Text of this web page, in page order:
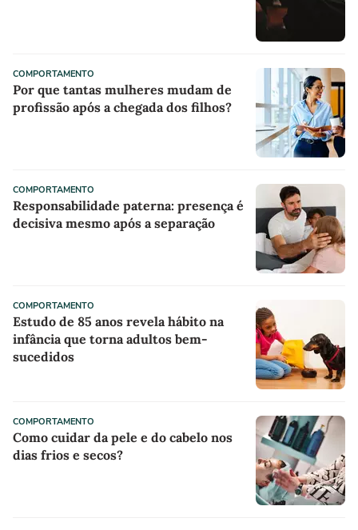
COMPORTAMENTO
Por que tantas mulheres mudam de
profissão após a chegada dos filhos?
COMPORTAMENTO
Responsabilidade paterna: presença é
decisiva mesmo após a separação
COMPORTAMENTO
Estudo de 85 anos revela hábito na
infância que torna adultos bem-
sucedidos
COMPORTAMENTO
Como cuidar da pele e do cabelo nos
dias frios e secos?